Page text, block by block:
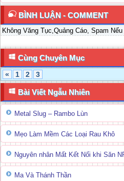
BÌNH LUẬN - COMMENT
Không Văng Tục,Quảng Cáo, Spam
Cùng Chuyên Mục
« 1 2 3
Bài Viết Ngẫu Nhiên
Metal Slug – Rambo Lùn
Mẹo Làm Mềm Các Loại Rau Khô
Nguyên nhân Mất Kết Nối khi Săn
Ma Và Thánh Thần